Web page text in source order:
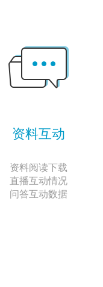
资料互动
资料阅读下载
直播互动情况
问答互动数据